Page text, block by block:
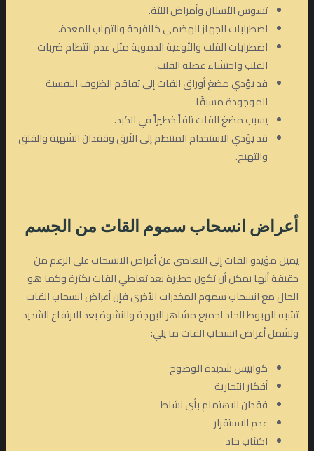
تسوس الأسنان وأمراض اللثة.
اضطرابات الجهاز الهضمي كالقرحة والتهاب المعدة.
اضطرابات القلب والأوعية الدموية مثل عدم انتظام ضربات
القلب واحتشاء عضلة القلب.
قد يؤدي مضغ أوراق القات إلى تفاقم الظروف النفسية
الموجودة مسبقًا
يسبب مضغ القات تلفاً خطيراً في الكبد.
قد يؤدي الاستخدام المنتظم إلى الأرق وفقدان الشهية والقلق
والتهيج.
أعراض انسحاب سموم القات من الجسم
يميل مؤيدو القات إلى التغاضي عن أعراض الانسحاب على الرغم من
حقيقة أنها يمكن أن تكون خطيرة بعد تعاطي القات بكثرة وكما هو
الحال مع انسحاب سموم المخدرات الأخرى فإن أعراض انسحاب القات
تشبه الهبوط الحاد لجميع مشاهر البهجة والنشوة بعد الارتفاع الشديد
وتشمل أعراض انسحاب القات ما يلي:
كوابيس شديدة الوضوح
أفكار انتحارية
فقدان الاهتمام بأي نشاط
عدم الاستقرار
اكتئاب حاد